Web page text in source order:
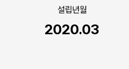
설립년월
2020.03